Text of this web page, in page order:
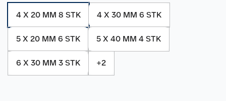
4 X 20 MM 8 STK 4 X 30 MM 6 STK
5 X 20 MM 6 STK 5 X 40 MM 4 STK
6 X 30 MM 3 STK +2